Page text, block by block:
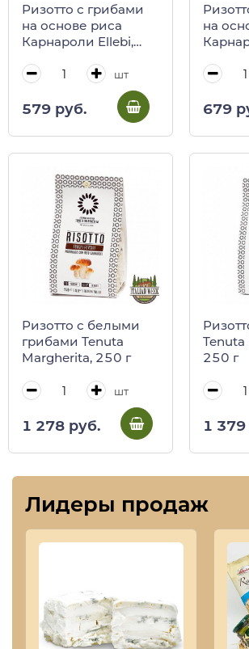
Ризотто с грибами
на основе риса
Карнароли Ellebi,
шт
579 руб.
на
679
Ризотто с белыми
грибами Tenuta
Margherita, 250 г
шт
1 278 руб.
Tenuta
250 г
1 379
Лидеры продаж